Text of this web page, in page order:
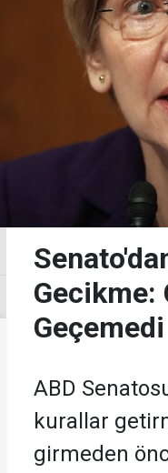
Gecikme:
Geçemedi
ABD
kurallar
girmeden